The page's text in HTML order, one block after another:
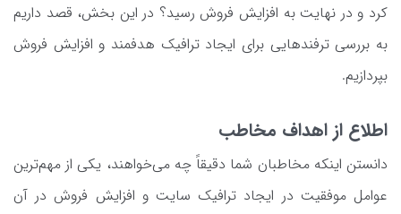
کرد و در نهایت به افزایش فروش رسید؟ در این بخش، قصد داریم
به بررسی ترفندهایی برای ایجاد ترافیک هدفمند و افزایش فروش
بپردازیم.
اطلاع از اهداف مخاطب
دانستن اینکه مخاطبان شما دقیقاً چه می‌خواهند، یکی از مهم‌ترین
عوامل موفقیت در ایجاد ترافیک سایت و افزایش فروش در آن